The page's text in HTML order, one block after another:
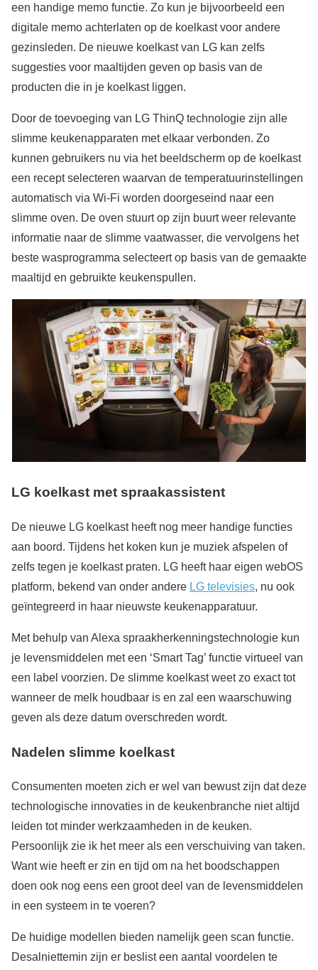
een handige memo functie. Zo kun je bijvoorbeeld een
digitale memo achterlaten op de koelkast voor andere
gezinsleden. De nieuwe koelkast van LG kan zelfs
suggesties voor maaltijden geven op basis van de
producten die in je koelkast liggen.
Door de toevoeging van LG ThinQ technologie zijn alle
slimme keukenapparaten met elkaar verbonden. Zo
kunnen gebruikers nu via het beeldscherm op de koelkast
een recept selecteren waarvan de temperatuurinstellingen
automatisch via Wi-Fi worden doorgeseind naar een
slimme oven. De oven stuurt op zijn buurt weer relevante
informatie naar de slimme vaatwasser, die vervolgens het
beste wasprogramma selecteert op basis van de gemaakte
maaltijd en gebruikte keukenspullen.
LG koelkast met spraakassistent
De nieuwe LG koelkast heeft nog meer handige functies
aan boord. Tijdens het koken kun je muziek afspelen of
zelfs tegen je koelkast praten. LG heeft haar eigen webOS
platform, bekend van onder andere LG televisies, nu ook
geïntegreerd in haar nieuwste keukenapparatuur.
Met behulp van Alexa spraakherkenningstechnologie kun
je levensmiddelen met een ‘Smart Tag’ functie virtueel van
een label voorzien. De slimme koelkast weet zo exact tot
wanneer de melk houdbaar is en zal een waarschuwing
geven als deze datum overschreden wordt.
Nadelen slimme koelkast
Consumenten moeten zich er wel van bewust zijn dat deze
technologische innovaties in de keukenbranche niet altijd
leiden tot minder werkzaamheden in de keuken.
Persoonlijk zie ik het meer als een verschuiving van taken.
Want wie heeft er zin en tijd om na het boodschappen
doen ook nog eens een groot deel van de levensmiddelen
in een systeem in te voeren?
De huidige modellen bieden namelijk geen scan functie.
Desalniettemin zijn er beslist een aantal voordelen te